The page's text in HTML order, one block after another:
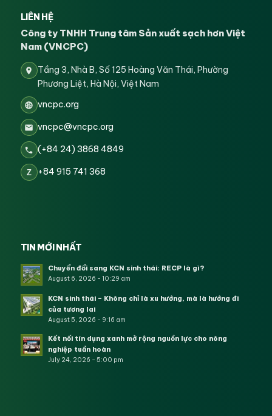
LIÊN HỆ
Công ty TNHH Trung tâm Sản xuất sạch hơn Việt
Nam (VNCPC)
Tầng 3, Nhà B, Số 125 Hoàng Văn Thái, Phường
Phương Liệt, Hà Nội, Việt Nam
vncpc.org
vncpc@vncpc.org
(+84 24) 3868 4849
Z +84 915 741 368
TIN MỚI NHẤT
Chuyển đổi sang KCN sinh thái: RECP là gì?
August 6, 2026 - 10:29 am
KCN sinh thái – Không chỉ là xu hướng, mà là hướng đi
của tương lai
August 5, 2026 - 9:16 am
Kết nối tín dụng xanh mở rộng nguồn lực cho nông
nghiệp tuần hoàn
July 24, 2026 - 5:00 pm